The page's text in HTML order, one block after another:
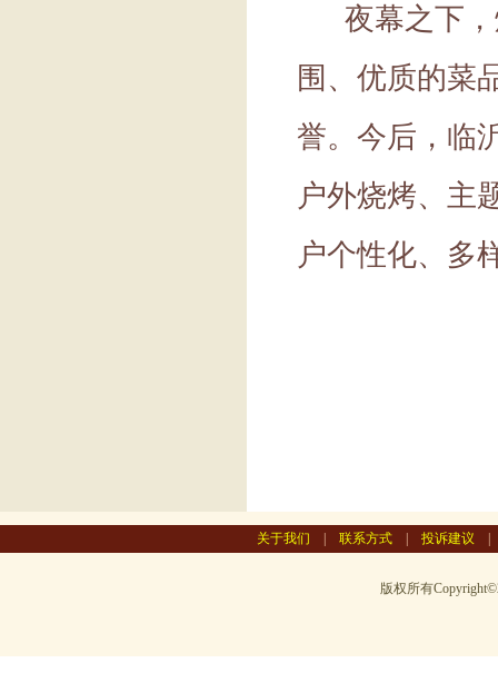
夜幕之下
围、优质的菜
誉。今后，临
户外烧烤、主
户个性化、多
关于我们 联系方式 投诉建议
版权所有